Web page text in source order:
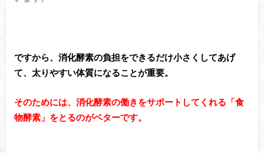
ですから、消化酵素の負担をできるだけ小さくしてあげ
て、太りやすい体質になることが重要。
そのためには、消化酵素の働きをサポートしてくれる「食
物酵素」をとるのがベターです。